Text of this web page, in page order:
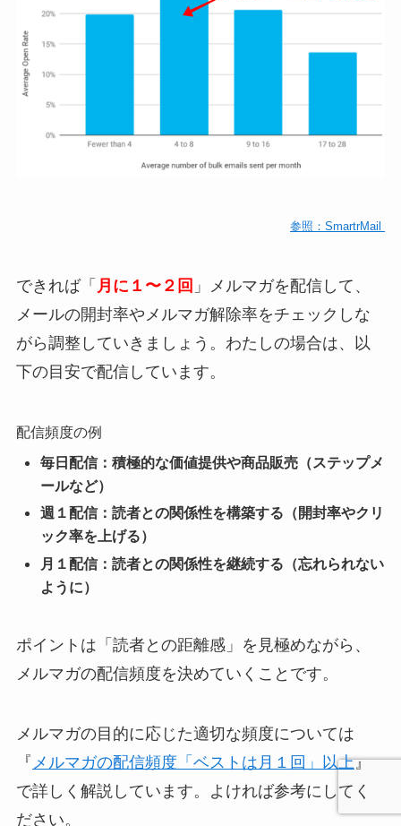
参照：SmartrMail
できれば「 月に１〜２回 」メルマガを配信して、
メールの開封率やメルマガ解除率をチェックしな
がら調整していきましょう。わたしの場合は、以
下の目安で配信しています。
配信頻度の例
毎日配信：積極的な価値提供や商品販売（ステップメ
ールなど）
週１配信：読者との関係性を構築する（開封率やクリ
ック率を上げる）
月１配信：読者との関係性を継続する（忘れられない
ように）
ポイントは「読者との距離感」を見極めながら、
メルマガの配信頻度を決めていくことです。
メルマガの目的に応じた適切な頻度については
『 メルマガの配信頻度「ベストは月１回」以上』
で詳しく解説しています。よければ参考にしてく
ださい。